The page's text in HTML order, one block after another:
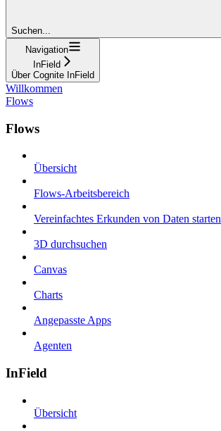
Suchen...
Navigation
InField
Über Cognite InField
Willkommen
Flows
Flows
Übersicht
Flows-Arbeitsbereich
Vereinfachtes Erkunden von Daten starten
3D durchsuchen
Canvas
Charts
Angepasste Apps
Agenten
InField
Übersicht